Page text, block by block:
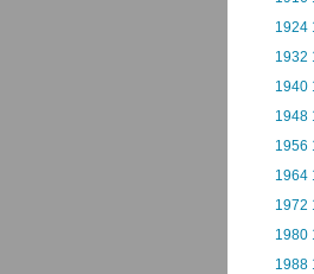
1924
1932
1940
1948
1956
1964
1972
1980
1988